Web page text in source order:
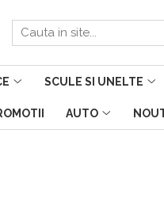
SCULE SI UNELTE
AUTO